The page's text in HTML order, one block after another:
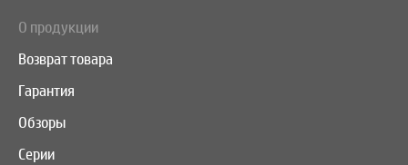
О продукции
Возврат товара
Гарантия
Обзоры
Серии